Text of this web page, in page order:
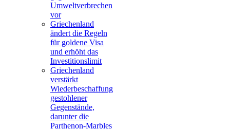
Umweltverbrechen
vor
Griechenland
ändert die Regeln
für goldene Visa
und erhöht das
Investitionslimit
Griechenland
verstärkt
Wiederbeschaffung
gestohlener
Gegenstände,
darunter die
Parthenon-Marbles